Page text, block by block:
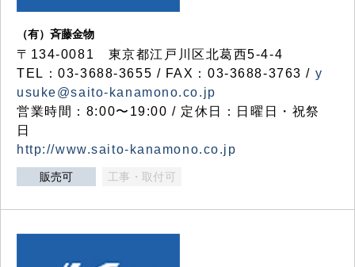
（有）斉藤金物
〒134-0081 東京都江戸川区北葛西5-4-4
TEL：03-3688-3655 / FAX：03-3688-3763 / y
usuke@saito-kanamono.co.jp
営業時間：8:00〜19:00 / 定休日：日曜日・祝祭
日
http://www.saito-kanamono.co.jp
販売可 工事・取付可